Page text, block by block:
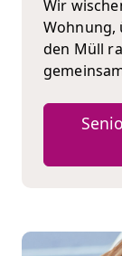
Wir
Wohnung,
den Müll